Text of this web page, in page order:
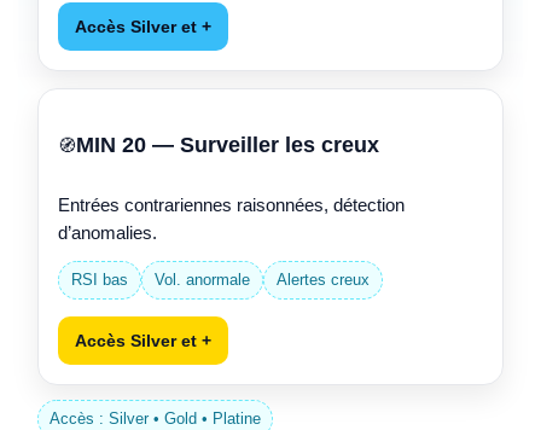
Accès Silver et +
🧭MIN 20 — Surveiller les creux
Entrées contrariennes raisonnées, détection
d’anomalies.
RSI bas Vol. anormale Alertes creux
Accès Silver et +
Accès : Silver • Gold • Platine